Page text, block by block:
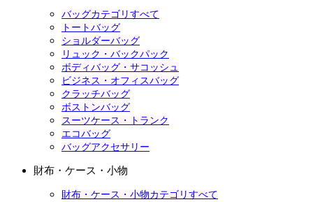
バッグカテゴリすべて
トートバッグ
ショルダーバッグ
リュック・バックパック
ボディバッグ・サコッシュ
ビジネス・オフィスバッグ
クラッチバッグ
ボストンバッグ
スーツケース・トランク
エコバッグ
バッグアクセサリー
財布・ケース・小物
財布・ケース・小物カテゴリすべて